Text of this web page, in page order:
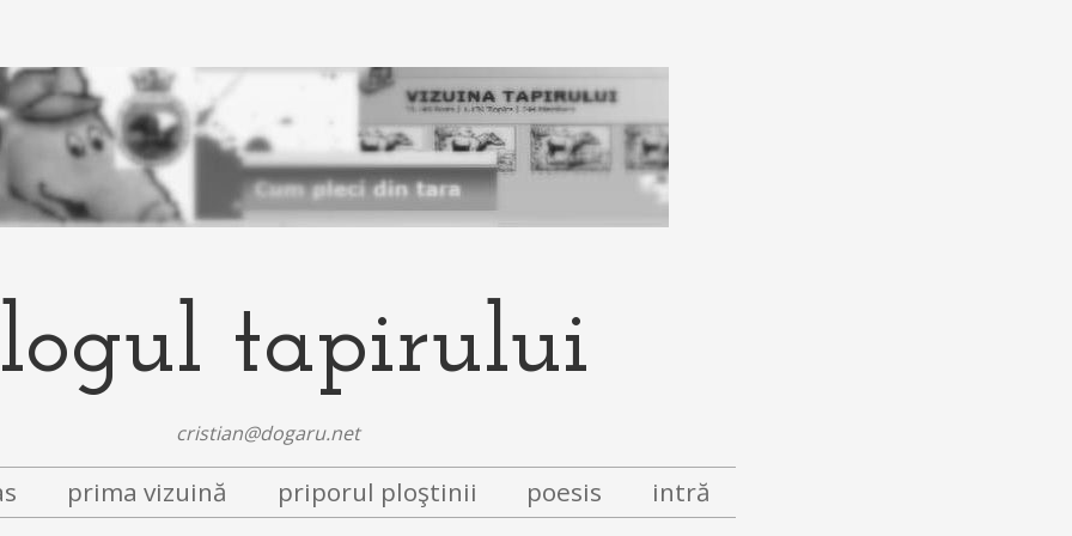
tapirului
cristian@dogaru.net
prima vizuină priporul ploştinii poesis intră